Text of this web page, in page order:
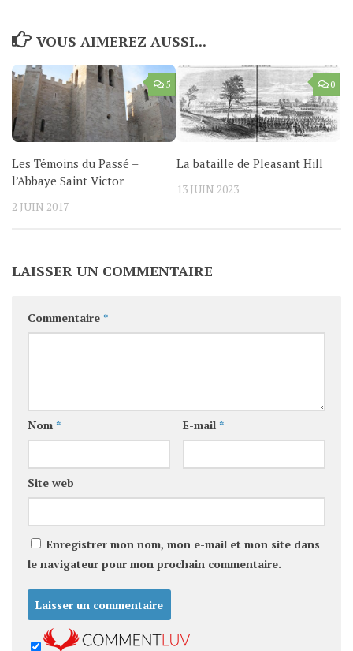
VOUS AIMEREZ AUSSI...
5
Les Témoins du Passé –
l’Abbaye Saint Victor
2 JUIN 2017
0
La bataille de Pleasant Hill
13 JUIN 2023
LAISSER UN COMMENTAIRE
Commentaire *
Nom * E-mail *
Site web
Enregistrer mon nom, mon e-mail et mon site dans
le navigateur pour mon prochain commentaire.